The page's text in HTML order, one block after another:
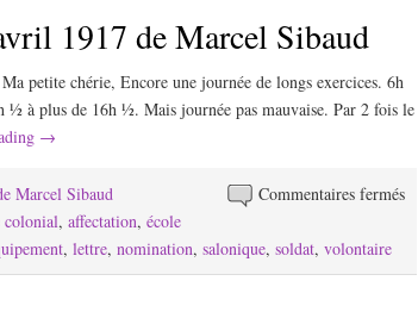
1917 de Marcel Sibaud
petite chérie, Encore une journée de longs exercices. 6h
à plus de 16h ½. Mais journée pas mauvaise. Par 2 fois le
→
Commentaires ferméssur
25
Marcel Sibaud
colonial, affectation, école
, lettre, nomination, salonique, soldat, volontaire